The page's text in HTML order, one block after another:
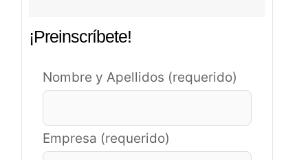
¡Preinscríbete!
Nombre y Apellidos (requerido)
Empresa (requerido)